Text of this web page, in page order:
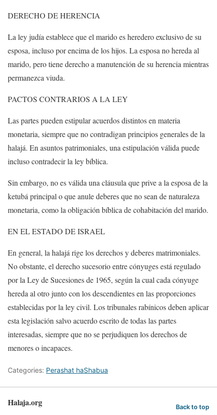
DERECHO DE HERENCIA
La ley judía establece que el marido es heredero exclusivo de su
esposa, incluso por encima de los hijos. La esposa no hereda al
marido, pero tiene derecho a manutención de su herencia mientras
permanezca viuda.
PACTOS CONTRARIOS A LA LEY
Las partes pueden estipular acuerdos distintos en materia
monetaria, siempre que no contradigan principios generales de la
halajá. En asuntos patrimoniales, una estipulación válida puede
incluso contradecir la ley bíblica.
Sin embargo, no es válida una cláusula que prive a la esposa de la
ketubá principal o que anule deberes que no sean de naturaleza
monetaria, como la obligación bíblica de cohabitación del marido.
EN EL ESTADO DE ISRAEL
En general, la halajá rige los derechos y deberes matrimoniales.
No obstante, el derecho sucesorio entre cónyuges está regulado
por la Ley de Sucesiones de 1965, según la cual cada cónyuge
hereda al otro junto con los descendientes en las proporciones
establecidas por la ley civil. Los tribunales rabínicos deben aplicar
esta legislación salvo acuerdo escrito de todas las partes
interesadas, siempre que no se perjudiquen los derechos de
menores o incapaces.
Categories: Perashat haShabua
Halaja.org Back to top